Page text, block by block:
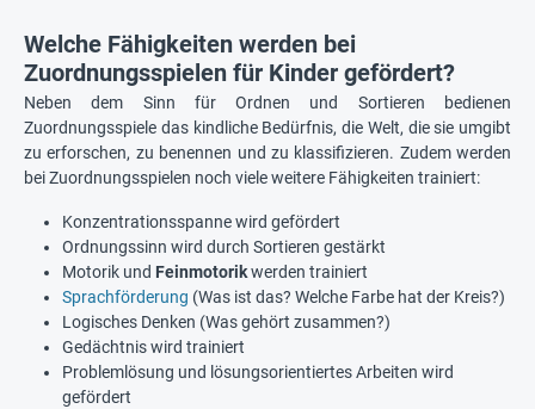
Welche Fähigkeiten werden bei
Zuordnungsspielen für Kinder gefördert?
Neben dem Sinn für Ordnen und Sortieren bedienen
Zuordnungsspiele das kindliche Bedürfnis, die Welt, die sie umgibt
zu erforschen, zu benennen und zu klassifizieren. Zudem werden
bei Zuordnungsspielen noch viele weitere Fähigkeiten trainiert:
Konzentrationsspanne wird gefördert
Ordnungssinn wird durch Sortieren gestärkt
Motorik und Feinmotorikwerden trainiert
Sprachförderung (Was ist das? Welche Farbe hat der Kreis?)
Logisches Denken (Was gehört zusammen?)
Gedächtnis wird trainiert
Problemlösung und lösungsorientiertes Arbeiten wird
gefördert